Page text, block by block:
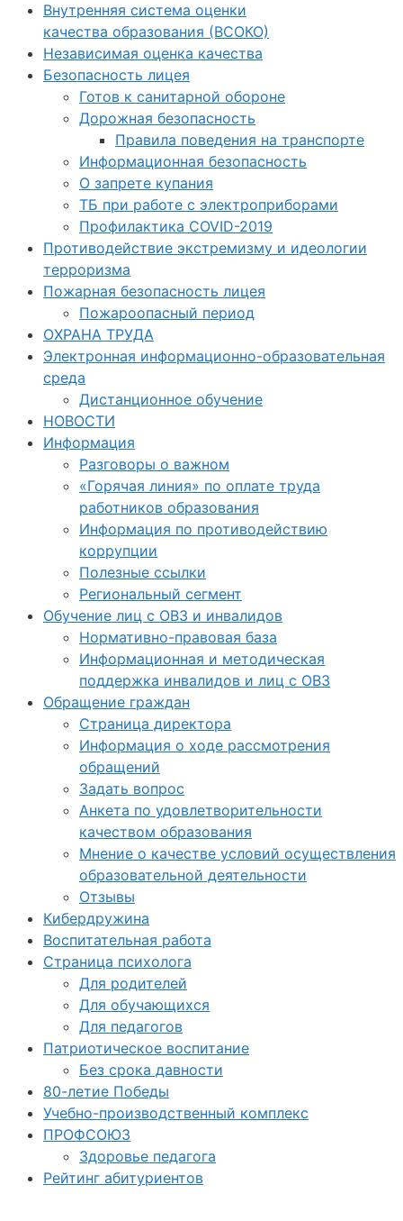
Внутренняя система оценки
качества образования (ВСОКО)
Независимая оценка качества
Безопасность лицея
Готов к санитарной обороне
Дорожная безопасность
Правила поведения на транспорте
Информационная безопасность
О запрете купания
ТБ при работе с электроприборами
Профилактика COVID-2019
Противодействие экстремизму и идеологии
терроризма
Пожарная безопасность лицея
Пожароопасный период
ОХРАНА ТРУДА
Электронная информационно-образовательная
среда
Дистанционное обучение
НОВОСТИ
Информация
Разговоры о важном
«Горячая линия» по оплате труда
работников образования
Информация по противодействию
коррупции
Полезные ссылки
Региональный сегмент
Обучение лиц с ОВЗ и инвалидов
Нормативно-правовая база
Информационная и методическая
поддержка инвалидов и лиц с ОВЗ
Обращение граждан
Страница директора
Информация о ходе рассмотрения
обращений
Задать вопрос
Анкета по удовлетворительности
качеством образования
Мнение о качестве условий осуществления
образовательной деятельности
Отзывы
Кибердружина
Воспитательная работа
Страница психолога
Для родителей
Для обучающихся
Для педагогов
Патриотическое воспитание
Без срока давности
80-летие Победы
Учебно-производственный комплекс
ПРОФСОЮЗ
Здоровье педагога
Рейтинг абитуриентов